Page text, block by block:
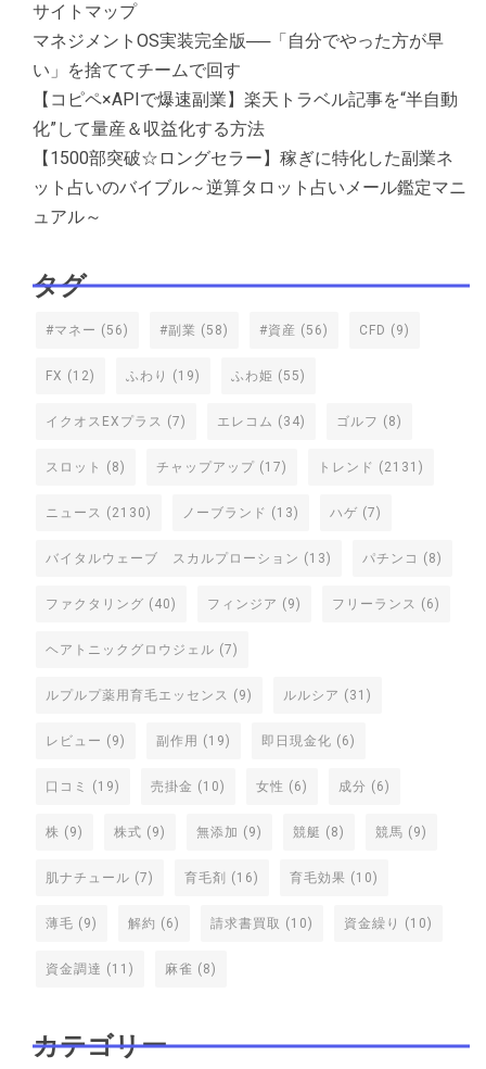
サイトマップ
マネジメントOS実装完全版──「自分でやった方が早
い」を捨ててチームで回す
【コピペ×APIで爆速副業】楽天トラベル記事を“半自動
化”して量産＆収益化する方法
【1500部突破☆ロングセラー】稼ぎに特化した副業ネ
ット占いのバイブル～逆算タロット占いメール鑑定マニ
ュアル～
タグ
#マネー (56) #副業 (58) #資産 (56) CFD (9)
FX (12) ふわり (19) ふわ姫 (55)
イクオスEXプラス (7) エレコム (34) ゴルフ (8)
スロット (8) チャップアップ (17) トレンド (2131)
ニュース (2130) ノーブランド (13) ハゲ (7)
バイタルウェーブ スカルプローション (13) パチンコ (8)
ファクタリング (40) フィンジア (9) フリーランス (6)
ヘアトニックグロウジェル (7)
ルプルプ薬用育毛エッセンス (9) ルルシア (31)
レビュー (9) 副作用 (19) 即日現金化 (6)
口コミ (19) 売掛金 (10) 女性 (6) 成分 (6)
株 (9) 株式 (9) 無添加 (9) 競艇 (8) 競馬 (9)
肌ナチュール (7) 育毛剤 (16) 育毛効果 (10)
薄毛 (9) 解約 (6) 請求書買取 (10) 資金繰り (10)
資金調達 (11) 麻雀 (8)
カテゴリー